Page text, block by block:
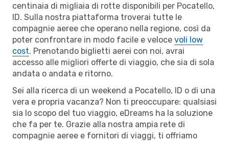
centinaia di migliaia di rotte disponibili per Pocatello,
ID. Sulla nostra piattaforma troverai tutte le
compagnie aeree che operano nella regione, così da
poter confrontare in modo facile e veloce voli low
cost. Prenotando biglietti aerei con noi, avrai
accesso alle migliori offerte di viaggio, che sia di sola
andata o andata e ritorno.
Sei alla ricerca di un weekend a Pocatello, ID o di una
vera e propria vacanza? Non ti preoccupare: qualsiasi
sia lo scopo del tuo viaggio, eDreams ha la soluzione
che fa per te. Grazie alla nostra ampia rete di
compagnie aeree e fornitori di viaggi, ti offriamo